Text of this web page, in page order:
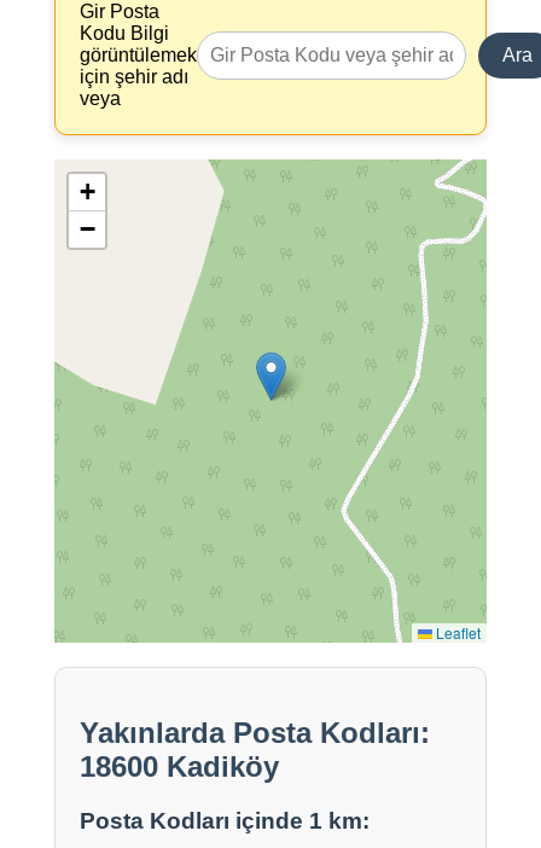
Gir Posta
Kodu Bilgi
görüntülemek
için şehir adı
veya
Ara
+
−
Leaflet
Yakınlarda Posta Kodları:
18600 Kadiköy
Posta Kodları içinde 1 km: